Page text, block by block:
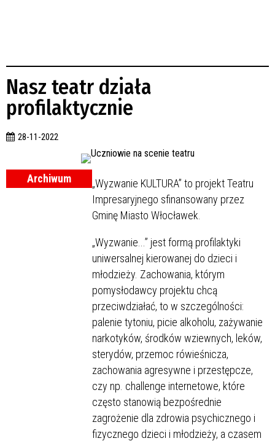
Nasz teatr działa
profilaktycznie
28-11-2022
Archiwum
„Wyzwanie KULTURA” to projekt Teatru
Impresaryjnego sfinansowany przez
Gminę Miasto Włocławek.
„Wyzwanie...” jest formą profilaktyki
uniwersalnej kierowanej do dzieci i
młodzieży. Zachowania, którym
pomysłodawcy projektu chcą
przeciwdziałać, to w szczególności:
palenie tytoniu, picie alkoholu, zażywanie
narkotyków, środków wziewnych, leków,
sterydów, przemoc rówieśnicza,
zachowania agresywne i przestępcze,
czy np. challenge internetowe, które
często stanowią bezpośrednie
zagrożenie dla zdrowia psychicznego i
fizycznego dzieci i młodzieży, a czasem